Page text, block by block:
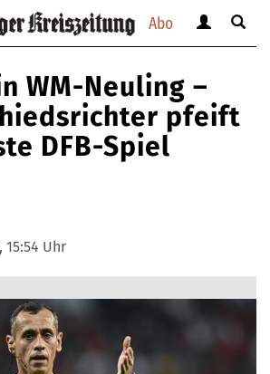
Abo
anzeigen
verbergen
Suche
WM-Neuling –
pfeift
DFB-Spiel
15:54 Uhr